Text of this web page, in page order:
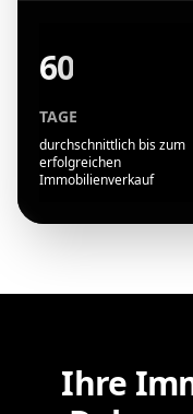
60
TAGE
durchschnittlich bis zum
erfolgreichen
Immobilienverkauf
Ihre